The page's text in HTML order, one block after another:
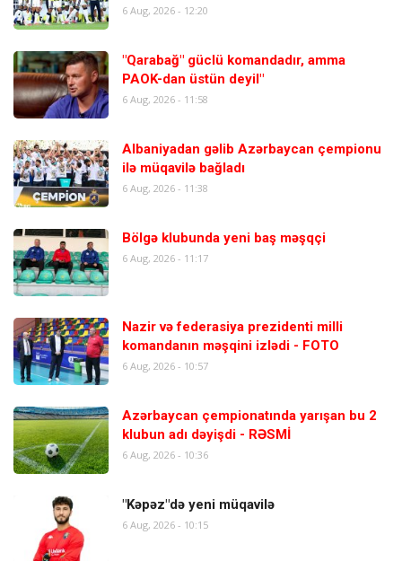
6 Aug, 2026 - 12:20
"Qarabağ" güclü komandadır, amma
PAOK-dan üstün deyil"
6 Aug, 2026 - 11:58
Albaniyadan gəlib Azərbaycan çempionu
ilə müqavilə bağladı
6 Aug, 2026 - 11:38
Bölgə klubunda yeni baş məşqçi
6 Aug, 2026 - 11:17
Nazir və federasiya prezidenti milli
komandanın məşqini izlədi - FOTO
6 Aug, 2026 - 10:57
Azərbaycan çempionatında yarışan bu 2
klubun adı dəyişdi - RƏSMİ
6 Aug, 2026 - 10:36
"Kəpəz"də yeni müqavilə
6 Aug, 2026 - 10:15